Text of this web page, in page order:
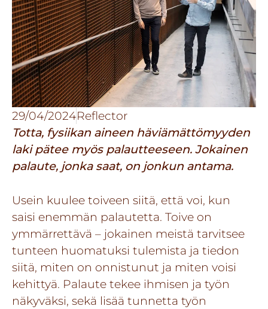
29/04/2024Reflector
Totta, fysiikan aineen häviämättömyyden
laki pätee myös palautteeseen. Jokainen
palaute, jonka saat, on jonkun antama.
Usein kuulee toiveen siitä, että voi, kun
saisi enemmän palautetta. Toive on
ymmärrettävä – jokainen meistä tarvitsee
tunteen huomatuksi tulemista ja tiedon
siitä, miten on onnistunut ja miten voisi
kehittyä. Palaute tekee ihmisen ja työn
näkyväksi, sekä lisää tunnetta työn